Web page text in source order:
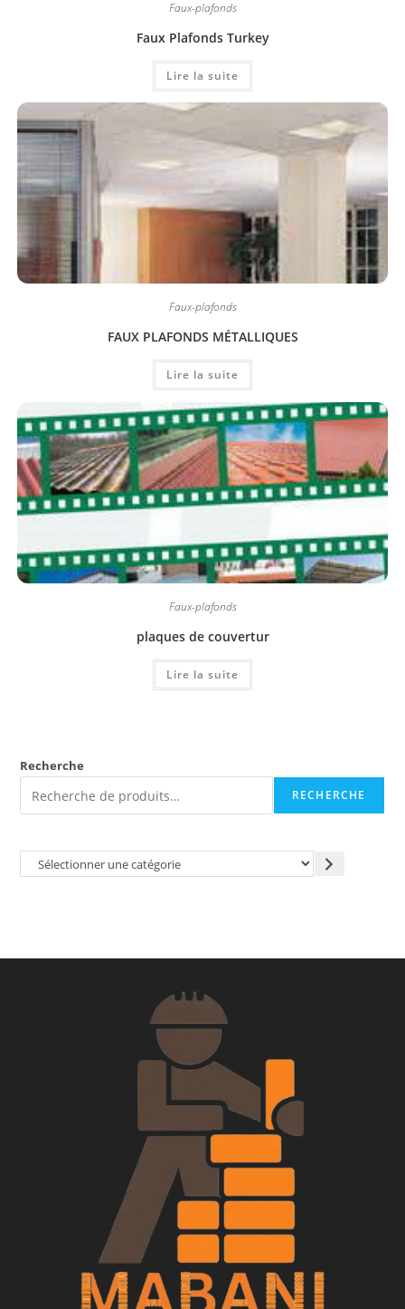
Faux-plafonds
Faux Plafonds Turkey
Lire la suite
Faux-plafonds
FAUX PLAFONDS MÉTALLIQUES
Lire la suite
Faux-plafonds
plaques de couvertur
Lire la suite
Recherche
RECHERCHE